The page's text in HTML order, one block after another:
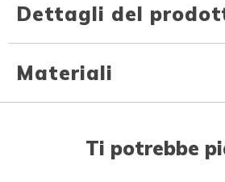
Dettagli del
Materiali
Ti potrebbe